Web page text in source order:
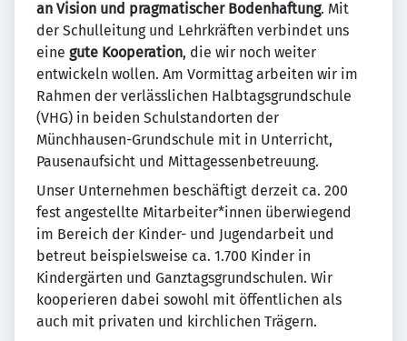
an Vision und pragmatischer Bodenhaftung. Mit
der Schulleitung und Lehrkräften verbindet uns
eine gute Kooperation, die wir noch weiter
entwickeln wollen. Am Vormittag arbeiten wir im
Rahmen der verlässlichen Halbtagsgrundschule
(VHG) in beiden Schulstandorten der
Münchhausen-Grundschule mit in Unterricht,
Pausenaufsicht und Mittagessenbetreuung.
Unser Unternehmen beschäftigt derzeit ca. 200
fest angestellte Mitarbeiter*innen überwiegend
im Bereich der Kinder- und Jugendarbeit und
betreut beispielsweise ca. 1.700 Kinder in
Kindergärten und Ganztagsgrundschulen. Wir
kooperieren dabei sowohl mit öffentlichen als
auch mit privaten und kirchlichen Trägern.